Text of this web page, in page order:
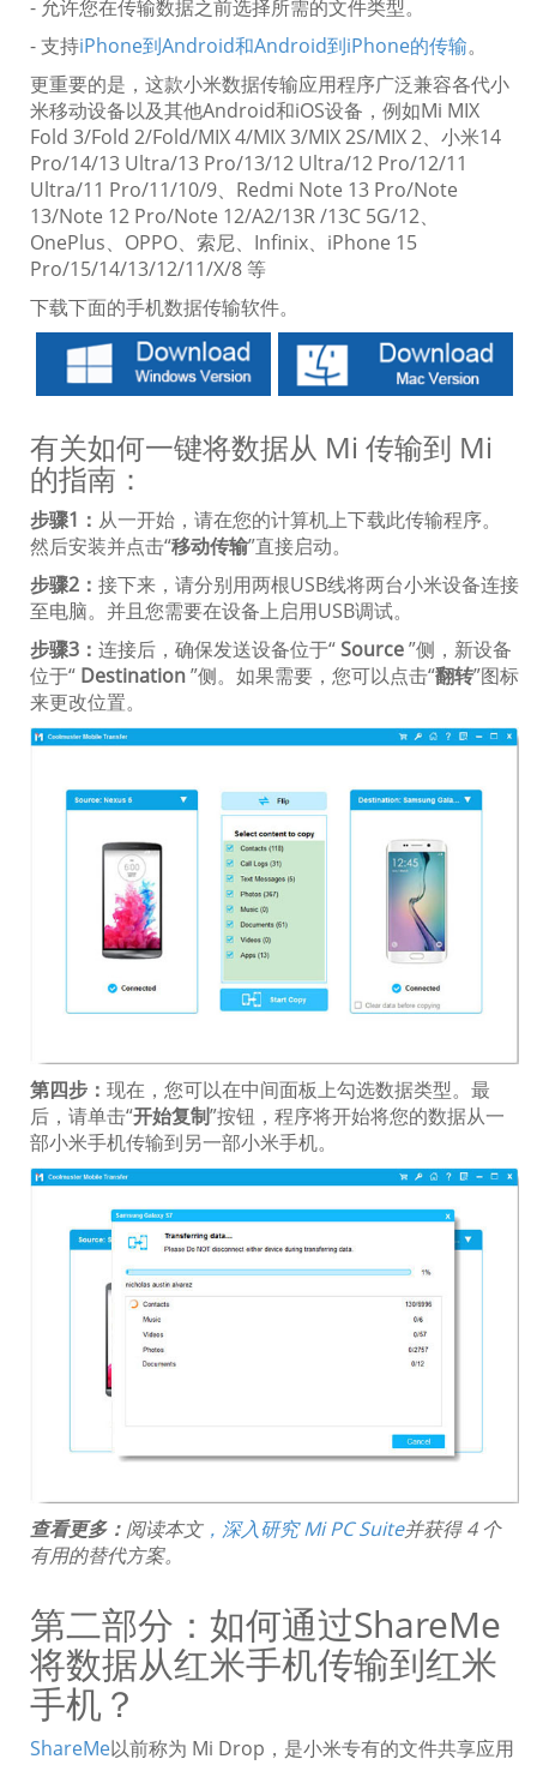
- 允许您在传输数据之前选择所需的文件类型。
- 支持iPhone到Android和Android到iPhone的传输。
更重要的是，这款小米数据传输应用程序广泛兼容各代小
米移动设备以及其他Android和iOS设备，例如Mi MIX
Fold 3/Fold 2/Fold/MIX 4/MIX 3/MIX 2S/MIX 2、小米14
Pro/14/13 Ultra/13 Pro/13/12 Ultra/12 Pro/12/11
Ultra/11 Pro/11/10/9、Redmi Note 13 Pro/Note
13/Note 12 Pro/Note 12/A2/13R /13C 5G/12、
OnePlus、OPPO、索尼、Infinix、iPhone 15
Pro/15/14/13/12/11/X/8 等
下载下面的手机数据传输软件。
有关如何一键将数据从 Mi 传输到 Mi
的指南：
步骤1： 从一开始，请在您的计算机上下载此传输程序。
然后安装并点击“移动传输”直接启动。
步骤2： 接下来，请分别用两根USB线将两台小米设备连接
至电脑。并且您需要在设备上启用USB调试。
步骤3： 连接后，确保发送设备位于“Source”侧，新设备
位于“ Destination”侧。如果需要，您可以点击“翻转”图标
来更改位置。
第四步： 现在，您可以在中间面板上勾选数据类型。最
后，请单击“开始复制”按钮，程序将开始将您的数据从一
部小米手机传输到另一部小米手机。
查看更多： 阅读本文，深入研究 Mi PC Suite并获得 4 个
有用的替代方案。
第二部分：如何通过ShareMe
将数据从红米手机传输到红米
手机？
ShareMe以前称为 Mi Drop，是小米专有的文件共享应用